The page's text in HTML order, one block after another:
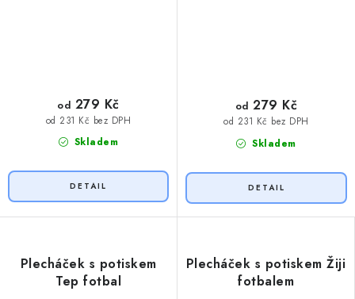
Skladem
od 231 Kč bez DPH
od 279 Kč
Skladem
od 231 Kč bez DPH
od 279 Kč
Plecháček s potiskem
Tep fotbal
Plecháček s potiskem Žiji
fotbalem